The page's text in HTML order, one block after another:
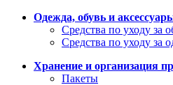
Одежда, обувь и
Средства по уходу за
Средства по уходу за
Хранение и организация
Пакеты